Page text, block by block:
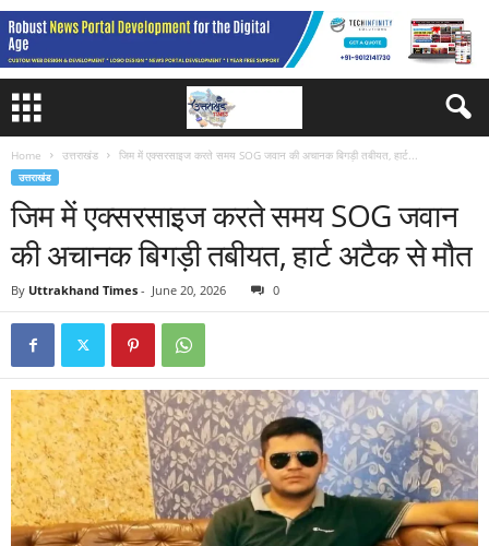
Home उत्तराखंड जिम में एक्सरसाइज करते समय SOG जवान की अचानक बिगड़ी तबीयत, हार्ट...
उत्तराखंड
जिम में एक्सरसाइज करते समय SOG जवान
की अचानक बिगड़ी तबीयत, हार्ट अटैक से मौत
By Uttrakhand Times - June 20, 2026 0